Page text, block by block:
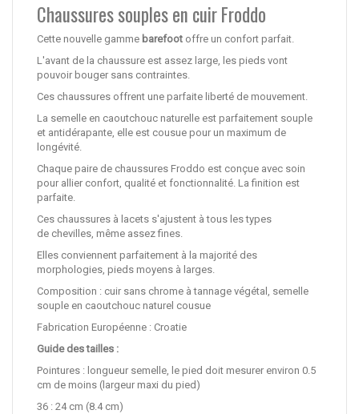
Chaussures souples en cuir Froddo
Cette nouvelle gamme barefoot offre un confort parfait.
L'avant de la chaussure est assez large, les pieds vont
pouvoir bouger sans contraintes.
Ces chaussures offrent une parfaite liberté de mouvement.
La semelle en caoutchouc naturelle est parfaitement souple
et antidérapante, elle est cousue pour un maximum de
longévité.
Chaque paire de chaussures Froddo est conçue avec soin
pour allier confort, qualité et fonctionnalité. La finition est
parfaite.
Ces chaussures à lacets s'ajustent à tous les types
de chevilles, même assez fines.
Elles conviennent parfaitement à la majorité des
morphologies, pieds moyens à larges.
Composition : cuir sans chrome à tannage végétal, semelle
souple en caoutchouc naturel cousue
Fabrication Européenne : Croatie
Guide des tailles :
Pointures : longueur semelle, le pied doit mesurer environ 0.5
cm de moins (largeur maxi du pied)
36 : 24 cm (8.4 cm)